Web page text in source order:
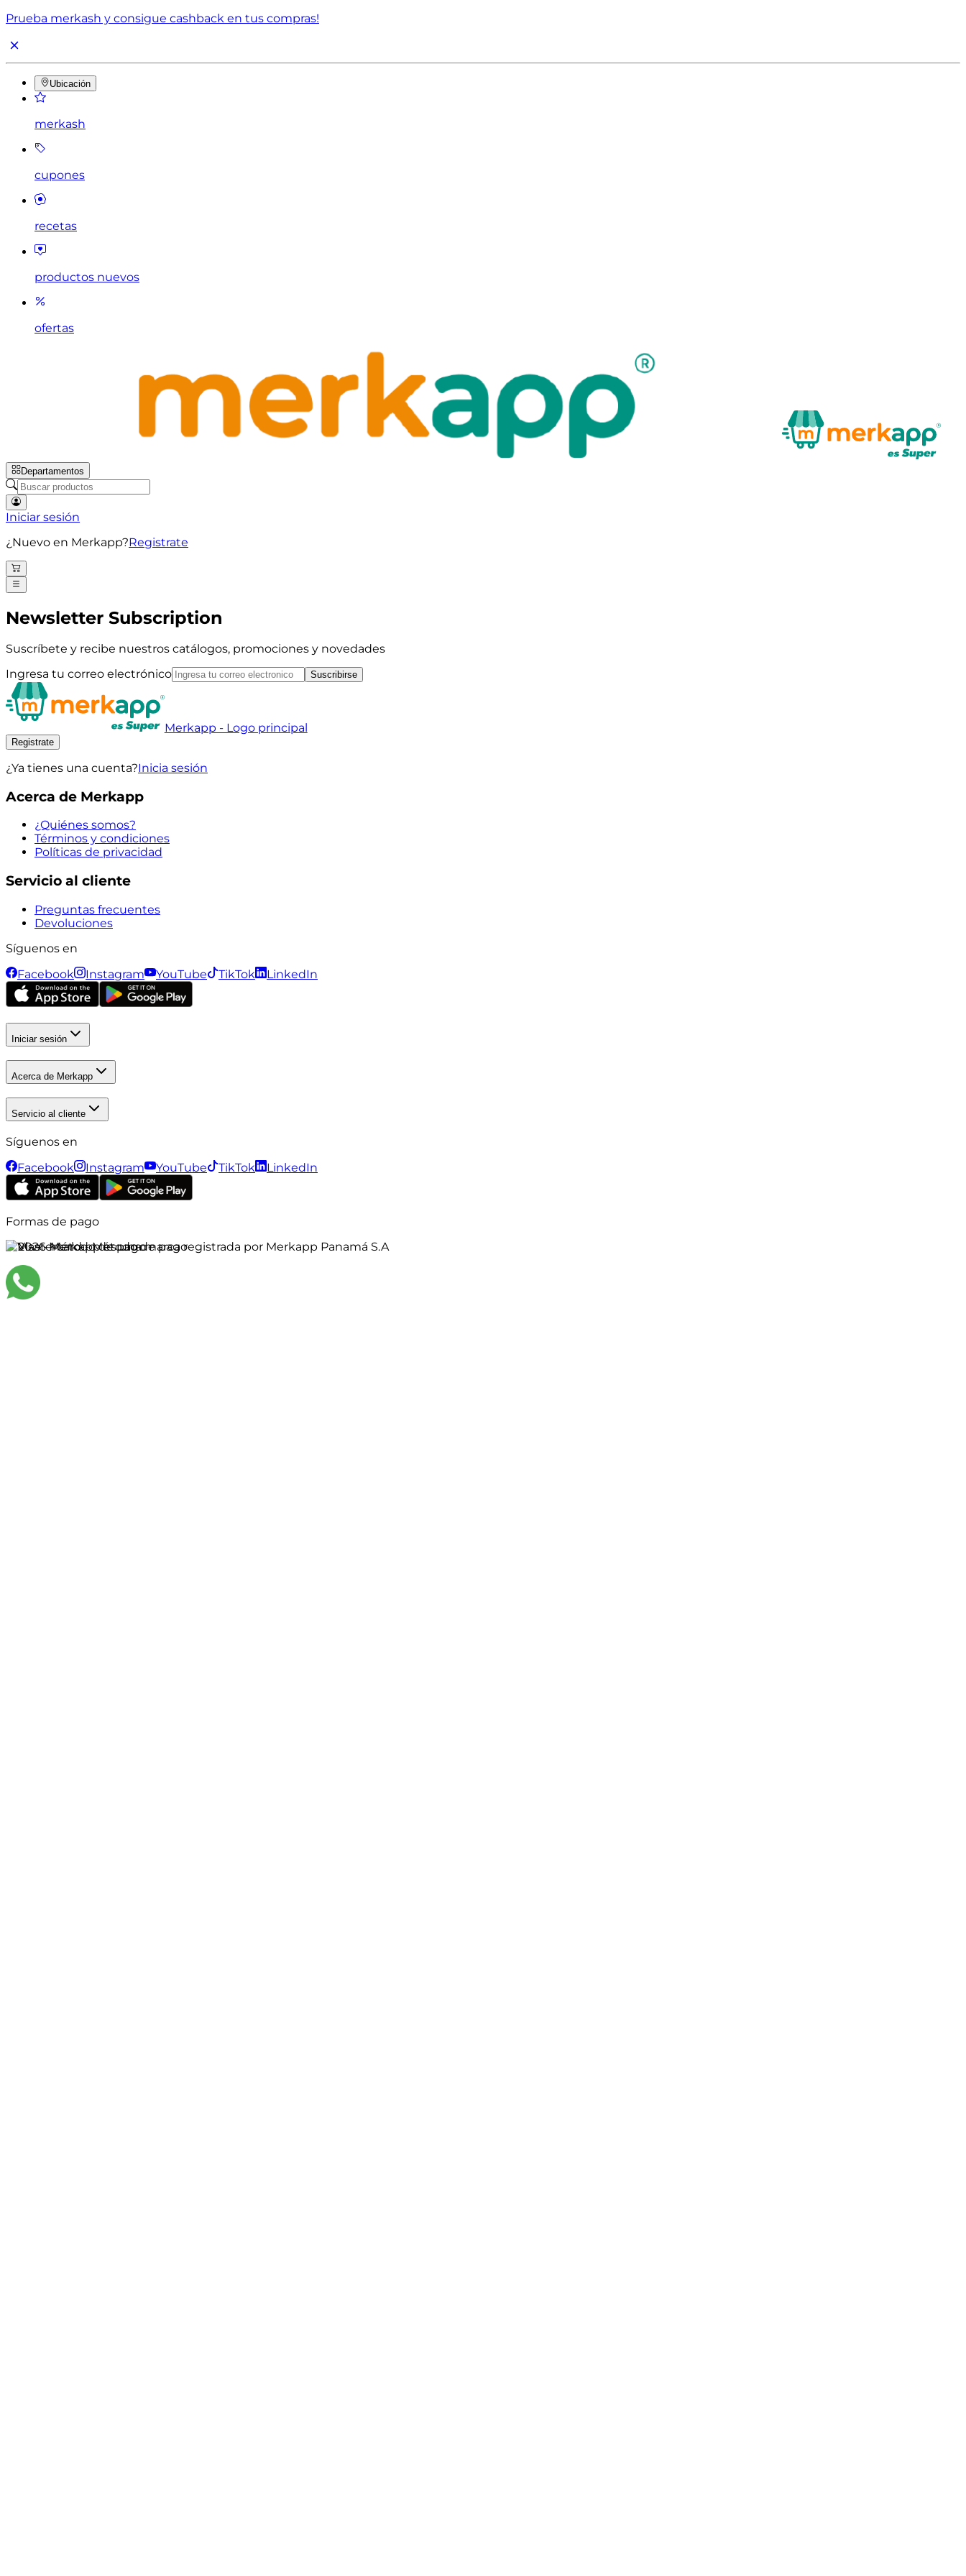
Prueba merkash y consigue cashback en tus compras!
Ubicación
merkash
cupones
recetas
productos nuevos
ofertas
Departamentos
Iniciar sesión
¿Nuevo en Merkapp?Registrate
Newsletter Subscription
Suscríbete y recibe nuestros catálogos, promociones y novedades
Ingresa tu correo electrónico
Suscribirse
Merkapp - Logo principal
Registrate
¿Ya tienes una cuenta?Inicia sesión
Acerca de Merkapp
¿Quiénes somos?
Términos y condiciones
Políticas de privacidad
Servicio al cliente
Preguntas frecuentes
Devoluciones
Síguenos en
Facebook
Instagram YouTube TikTok LinkedIn
Iniciar sesión
Acerca de Merkapp
Servicio al cliente
Síguenos en
Facebook
Instagram YouTube TikTok LinkedIn
Formas de pago
©2026Merkapp es una marca registrada por Merkapp Panamá S.A